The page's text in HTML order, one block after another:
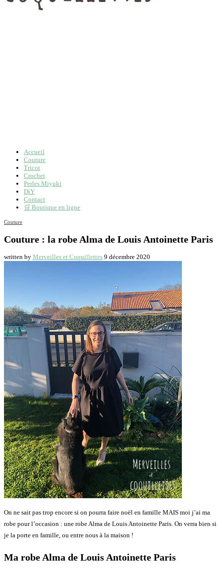
Accueil
Couture
Tricot
Crochet
Perles Miyuki
DiY
Contact
🛒 Boutique en ligne
Couture
Couture : la robe Alma de Louis Antoinette Paris
written by Merveilles et Coquillettes 9 décembre 2020
On ne sait pas trop encore si on pourra faire noël en famille MAIS moi j’ai ma
robe pour l’occasion : une robe Alma de Louis Antoinette Paris. On verra bien si
je la porte en famille, ou entre nous à la maison !
Ma robe Alma de Louis Antoinette Paris